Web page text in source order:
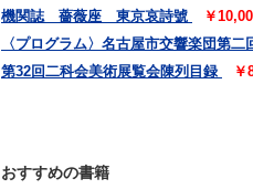
機関誌 薔薇座 東京哀詩號
￥
〈プログラム〉名古屋市交響楽団第二
第32回二科会美術展覧会陳列目録
￥
おすすめの書籍